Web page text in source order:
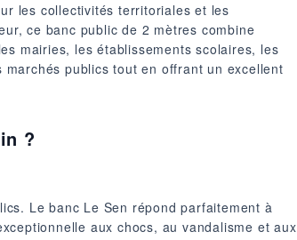
les collectivités territoriales et les
ce banc public de 2 mètres combine
mairies, les établissements scolaires, les
publics tout en offrant un excellent
?
Le banc Le Sen répond parfaitement à
aux chocs, au vandalisme et aux